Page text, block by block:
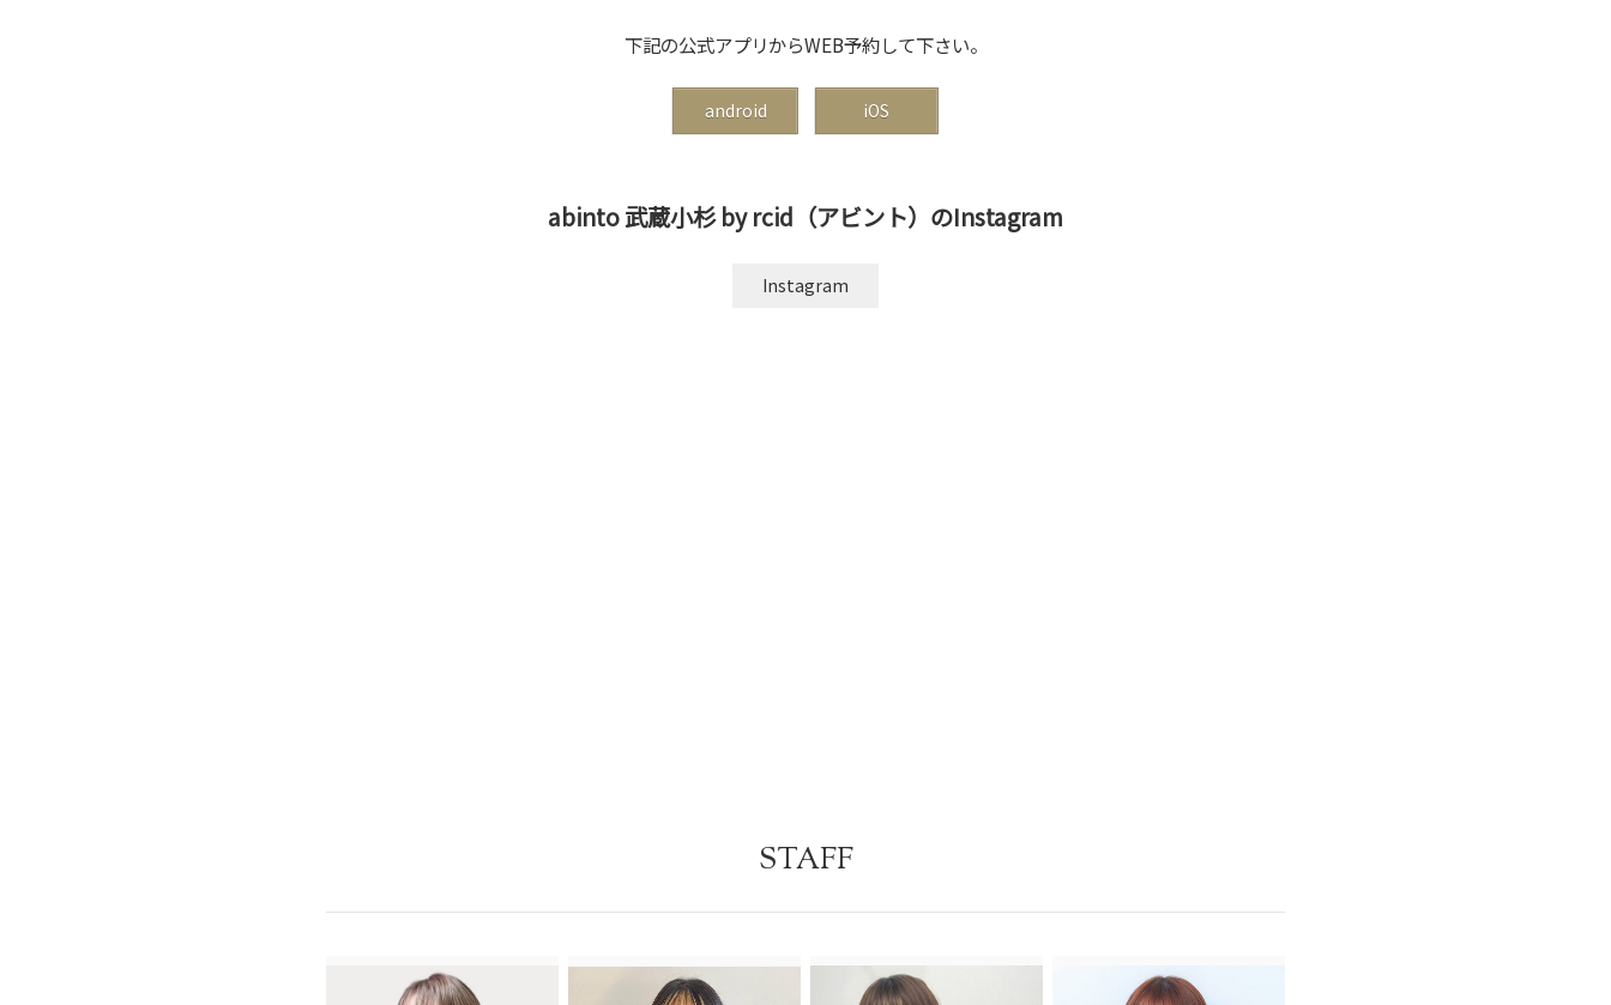
下記の公式アプリからWEB予約して下さい。
android iOS
abinto 武蔵小杉 by rcid（アビント）のInstagram
Instagram
STAFF